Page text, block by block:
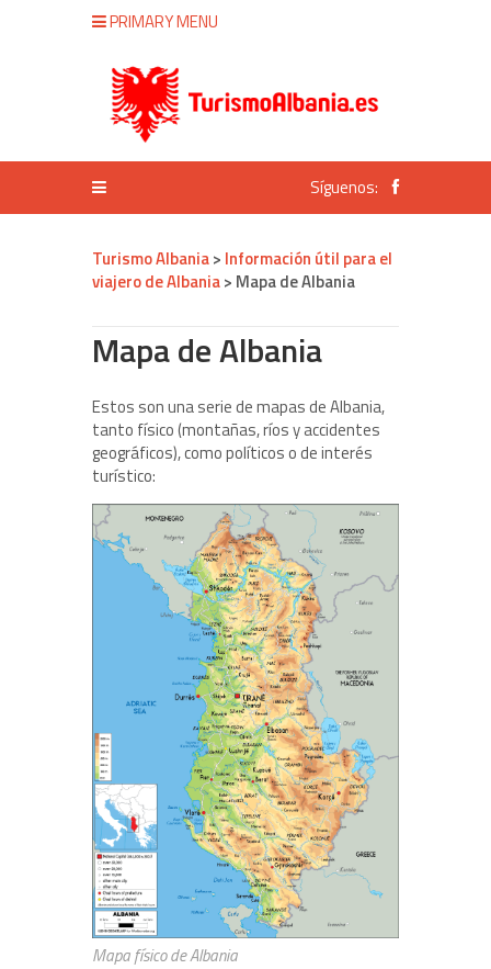
PRIMARY MENU
Síguenos:
Turismo Albania> Información útil para el
viajero de Albania> Mapa de Albania
Mapa de Albania
Estos son una serie de mapas de Albania,
tanto físico (montañas, ríos y accidentes
geográficos), como políticos o de interés
turístico:
Mapa físico de Albania